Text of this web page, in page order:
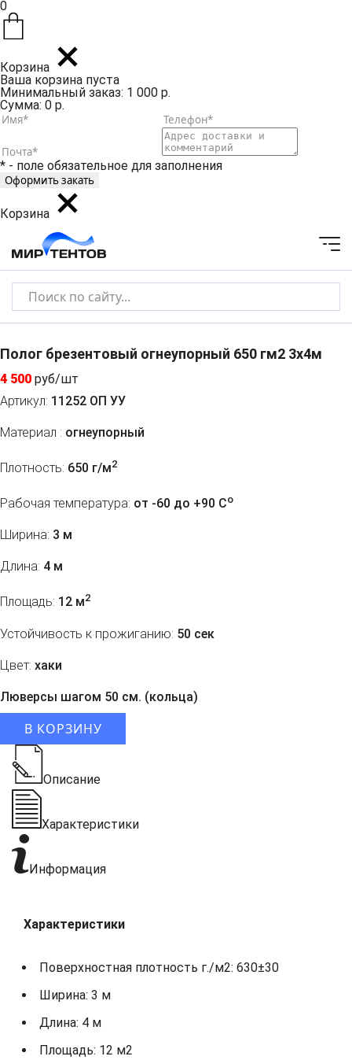
0
Корзина
Ваша корзина пуста
Минимальный заказ: 1 000 р.
Сумма: 0 р.
* - поле обязательное для заполнения
Корзина
Полог брезентовый огнеупорный 650 гм2 3x4м
4 500 руб/шт
Артикул: 11252 ОП УУ
Материал : огнеупорный
Плотность: 650 г/м2
Рабочая температура: от -60 до +90 Co
Ширина: 3 м
Длина: 4 м
Площадь: 12 м2
Устойчивость к прожиганию: 50 сек
Цвет: хаки
Люверсы шагом 50 см. (кольца)
В КОРЗИНУ
Описание
Характеристики
Информация
Характеристики
Поверхностная плотность г./м2: 630±30
Ширина: 3 м
Длина: 4 м
Площадь: 12 м2